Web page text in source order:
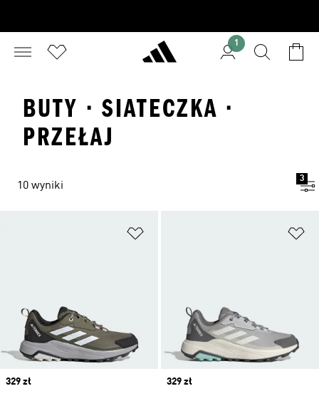
1
BUTY · SIATECZKA ·
PRZEŁAJ
10 wyniki
3
Price
329 zł
Price
329 zł